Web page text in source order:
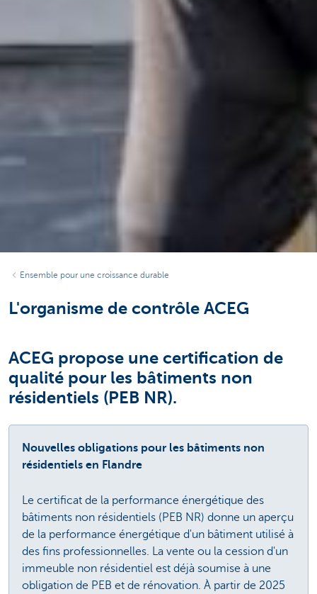
Ensemble pour une croissance durable
L'organisme de contrôle ACEG
ACEG propose une certification de
qualité pour les bâtiments non
résidentiels (PEB NR).
Nouvelles obligations pour les bâtiments non
résidentiels en Flandre
Le certificat de la performance énergétique des
bâtiments non résidentiels (PEB NR) donne un aperçu
de la performance énergétique d'un bâtiment utilisé à
des fins professionnelles. La vente ou la cession d'un
immeuble non résidentiel est déjà soumise à une
obligation de PEB et de rénovation. À partir de 2025